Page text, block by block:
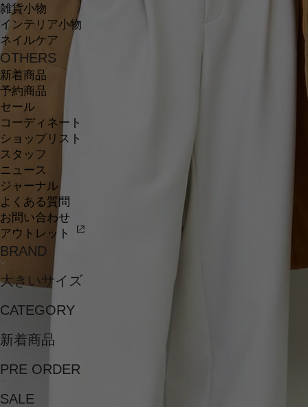
雑貨小物
インテリア小物
ネイルケア
OTHERS
新着商品
予約商品
セール
コーディネート
ショップリスト
スタッフ
ニュース
ジャーナル
よくある質問
お問い合わせ
アウトレット
BRAND
大きいサイズ
CATEGORY
新着商品
PRE ORDER
SALE